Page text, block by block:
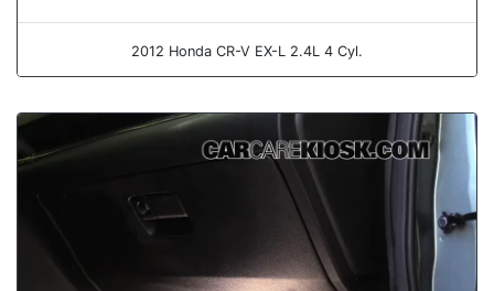
2012 Honda CR-V EX-L 2.4L 4 Cyl.